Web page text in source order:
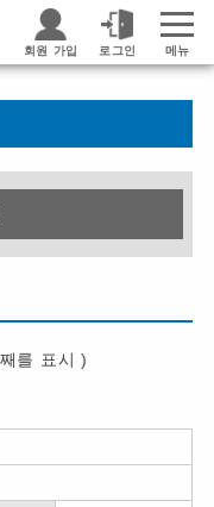
회원 가입 로그인 메뉴
를 표시 )